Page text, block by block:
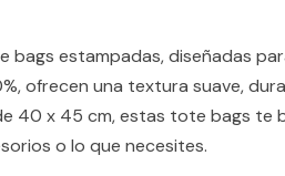
estampadas, diseñadas
ofrecen una textura suave,
40 x 45 cm, estas tote bags te
o lo que necesites.